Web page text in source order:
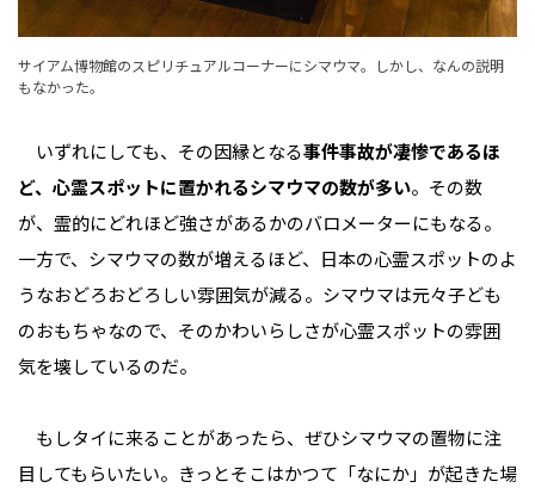
サイアム博物館のスピリチュアルコーナーにシマウマ。しかし、なんの説明
もなかった。
いずれにしても、その因縁となる事件事故が凄惨であるほ
ど、心霊スポットに置かれるシマウマの数が多い。その数
が、霊的にどれほど強さがあるかのバロメーターにもなる。
一方で、シマウマの数が増えるほど、日本の心霊スポットのよ
うなおどろおどろしい雰囲気が減る。シマウマは元々子ども
のおもちゃなので、そのかわいらしさが心霊スポットの雰囲
気を壊しているのだ。
もしタイに来ることがあったら、ぜひシマウマの置物に注
目してもらいたい。きっとそこはかつて「なにか」が起きた場